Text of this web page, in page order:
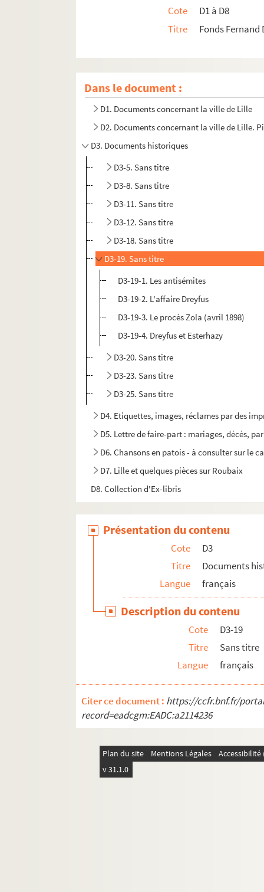
Cote
D1 à D8
Titre
Fonds Fernand
Dans le document :
D1. Documents concernant la ville de Lille
D2. Documents concernant la ville de Lille.
D3. Documents historiques
D3-5. Sans titre
D3-8. Sans titre
D3-11. Sans titre
D3-12. Sans titre
D3-18. Sans titre
D3-19. Sans titre
D3-19-1. Les antisémites
D3-19-2. L'affaire Dreyfus
D3-19-3. Le procès Zola (avril 1898)
D3-19-4. Dreyfus et Esterhazy
D3-20. Sans titre
D3-23. Sans titre
D3-25. Sans titre
D4. Etiquettes, images, réclames par des
D5. Lettre de faire-part : mariages, décès,
D6. Chansons en patois - à consulter sur le
D7. Lille et quelques pièces sur Roubaix
D8. Collection d'Ex-libris
Présentation du contenu
Cote
D3
Titre
Documents
Langue
français
Description du contenu
Cote
D3-19
Titre
Sans titre
Langue
français
Citer ce document : https://ccfr.bnf.fr/
record=eadcgm:EADC:a2114236
Plan du site Mentions Légales
v 31.1.0